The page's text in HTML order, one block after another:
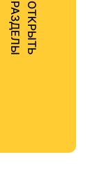
О
Т
К
Р
Ы
Т
Ь
Р
А
З
Д
Е
Л
Ы